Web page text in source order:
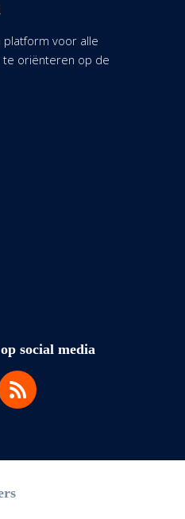
platform voor alle
te oriënteren op de
social media